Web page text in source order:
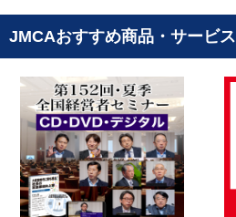
JMCAおすすめ商品・サービス